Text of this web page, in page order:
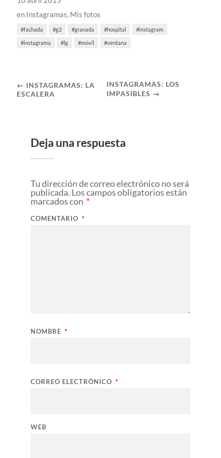
en Instagramas, Mis fotos
fachada g2 granada hospital instagram
instagrama lg móvil ventana
← INSTAGRAMAS: LA
ESCALERA
INSTAGRAMAS: LOS
IMPASIBLES →
Deja una respuesta
Tu dirección de correo electrónico no será
publicada. Los campos obligatorios están
marcados con *
COMENTARIO *
NOMBRE *
CORREO ELECTRÓNICO *
WEB